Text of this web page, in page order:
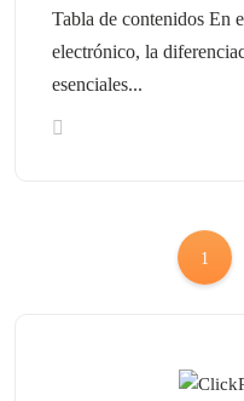
Tabla de contenidos En
electrónico, la
esenciales...
1